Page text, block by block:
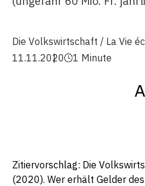
Die Volkswirtschaft / La Vie
11.11.2020
1 Minute
Zitiervorschlag: Die
(2020). Wer erhält Gelder